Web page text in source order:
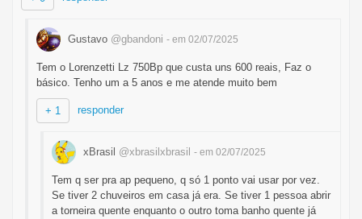
Gustavo @gbandoni - em 02/07/2025
Tem o Lorenzetti Lz 750Bp que custa uns 600 reais, Faz o
básico. Tenho um a 5 anos e me atende muito bem
+ 1 responder
xBrasil @xbrasilxbrasil - em 02/07/2025
Tem q ser pra ap pequeno, q só 1 ponto vai usar por vez.
Se tiver 2 chuveiros em casa já era. Se tiver 1 pessoa abrir
a torneira quente enquanto o outro toma banho quente já